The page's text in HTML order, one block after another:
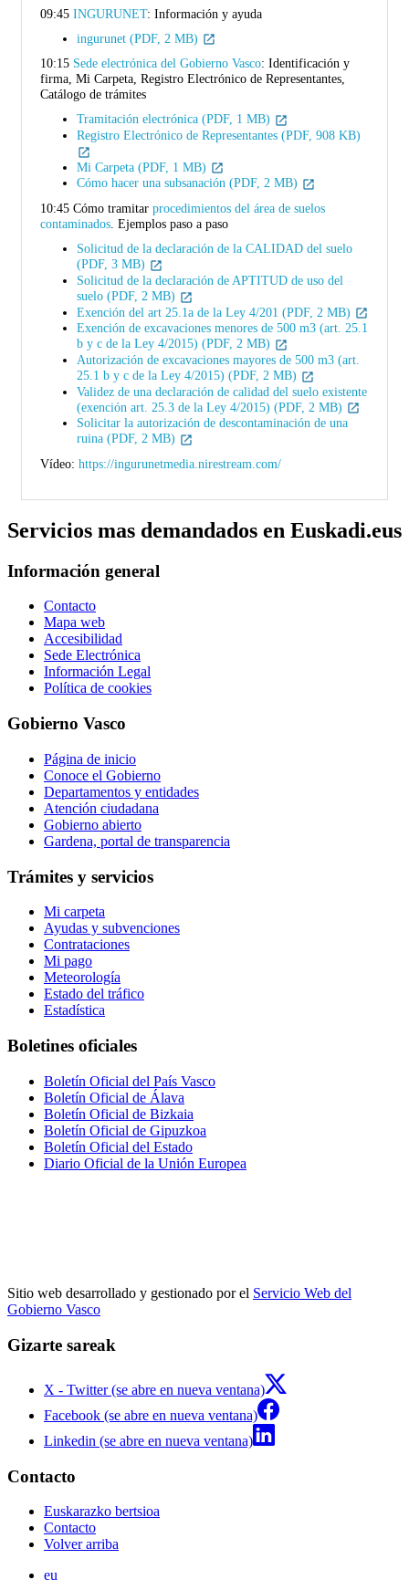
09:45 INGURUNET: Información y ayuda
ingurunet (PDF, 2 MB)
10:15 Sede electrónica del Gobierno Vasco: Identificación y
firma, Mi Carpeta, Registro Electrónico de Representantes,
Catálogo de trámites
Tramitación electrónica (PDF, 1 MB)
Registro Electrónico de Representantes (PDF, 908 KB)
Mi Carpeta (PDF, 1 MB)
Cómo hacer una subsanación (PDF, 2 MB)
10:45 Cómo tramitar procedimientos del área de suelos
contaminados . Ejemplos paso a paso
Solicitud de la declaración de la CALIDAD del suelo
(PDF, 3 MB)
Solicitud de la declaración de APTITUD de uso del
suelo (PDF, 2 MB)
Exención del art 25.1a de la Ley 4/201 (PDF, 2 MB)
Exención de excavaciones menores de 500 m3 (art. 25.1
b y c de la Ley 4/2015) (PDF, 2 MB)
Autorización de excavaciones mayores de 500 m3 (art.
25.1 b y c de la Ley 4/2015) (PDF, 2 MB)
Validez de una declaración de calidad del suelo existente
(exención art. 25.3 de la Ley 4/2015) (PDF, 2 MB)
Solicitar la autorización de descontaminación de una
ruina (PDF, 2 MB)
Vídeo: https://ingurunetmedia.nirestream.com/
Servicios mas demandados en Euskadi.eus
Información general
Contacto
Mapa web
Accesibilidad
Sede Electrónica
Información Legal
Política de cookies
Gobierno Vasco
Página de inicio
Conoce el Gobierno
Departamentos y entidades
Atención ciudadana
Gobierno abierto
Gardena, portal de transparencia
Trámites y servicios
Mi carpeta
Ayudas y subvenciones
Contrataciones
Mi pago
Meteorología
Estado del tráfico
Estadística
Boletines oficiales
Boletín Oficial del País Vasco
Boletín Oficial de Álava
Boletín Oficial de Bizkaia
Boletín Oficial de Gipuzkoa
Boletín Oficial del Estado
Diario Oficial de la Unión Europea
Sitio web desarrollado y gestionado por el Servicio Web del
Gobierno Vasco
Gizarte sareak
X - Twitter (se abre en nueva ventana)
Facebook (se abre en nueva ventana)
Linkedin (se abre en nueva ventana)
Contacto
Euskarazko bertsioa
Contacto
Volver arriba
eu